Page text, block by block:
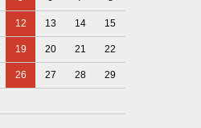
12 13 14 15
19 20 21 22
26 27 28 29